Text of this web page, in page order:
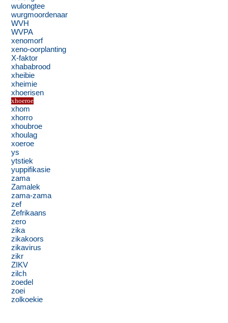
wulongtee
wurgmoordenaar
WVH
WVPA
xenomorf
xeno-oorplanting
X-faktor
xhababrood
xheibie
xheimie
xhoerisen
xhoeroe
xhom
xhorro
xhoubroe
xhoulag
xoeroe
ys
ytstiek
yuppifikasie
zama
Zamalek
zama-zama
zef
Zefrikaans
zero
zika
zikakoors
zikavirus
zikr
ZIKV
zilch
zoedel
zoei
zolkoekie